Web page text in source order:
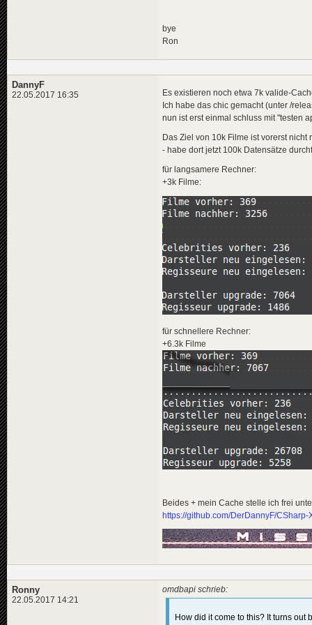
bye
Ron
DannyF
22.05.2017 16:35
Es existieren noch etwa 7k valide-
Ich habe das chic gemacht (unter /
nun ist erst einmal schluss mit "testen
Das Ziel von 10k Filme ist vorerst
- habe dort jetzt 100k Datensätze
für langsamere Rechner:
+3k Filme:
für schnellere Rechner:
+6.3k Filme
Beides + mein Cache stelle ich frei
https://github.com/DerDannyF/
Ronny
22.05.2017 14:21
omdbapi schrieb:
How did it come to this? It turns out